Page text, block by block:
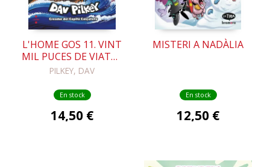
L'HOME GOS 11. VINT
MIL PUCES DE VIATGE
SUBMARÍ
PILKEY, DAV
En stock
14,50 €
MISTERI A NADÀLIA
En stock
12,50 €